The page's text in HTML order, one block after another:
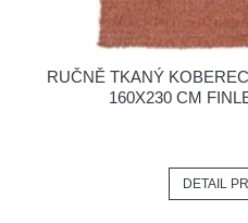
RUČNĚ TKANÝ
160X230 CM
DETAIL